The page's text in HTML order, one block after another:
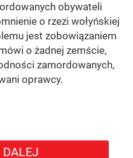
obywateli
o rzezi wołyńskiej
jest zobowiązaniem
o żadnej zemście,
zamordowanych,
oprawcy.